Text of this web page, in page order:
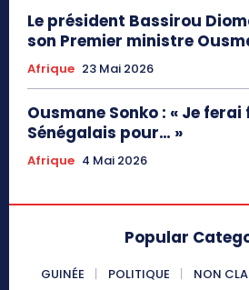
Le président Bassirou
son Premier ministre
Afrique 23 Mai 2026
Ousmane Sonko : « Je
Sénégalais pour… »
Afrique 4 Mai 2026
Popular
GUINÉE POLITIQUE NON